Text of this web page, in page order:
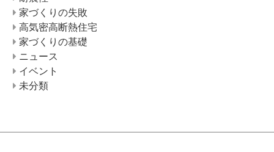
家づくりの失敗
高気密高断熱住宅
家づくりの基礎
ニュース
イベント
未分類